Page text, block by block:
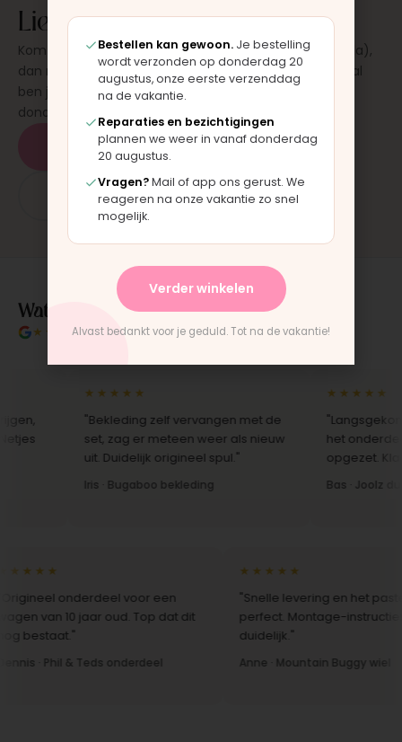
Liever laten plaatsen?
Kom langs in onze werkplaats in Moordrecht (bij Gouda),
dan monteren wij het onderdeel direct voor je. Meestal
ben je binnen 15 tot 20 minuten weer buiten. Op
donderdag en zaterdag, op afspraak.
Plan een afspraak
App: 06 - 2862 1330
Wat klanten over ons zeggen
★★★★★4.9/5 klantbeoordeling
★★★★★
"Bekleding zelf vervangen met de
set, zag er meteen weer als nieuw
uit. Duidelijk origineel spul."
Iris · Bugaboo bekleding
★★★★★
het onderdeel
opgezet. Klaar
Bas · Joolz
onderdeel voor een
van 10 jaar oud. Top dat dit
bestaat."
· Phil & Teds onderdeel
★★★★★
"Snelle levering en het paste
perfect. Montage-instructies
duidelijk."
Anne · Mountain Buggy wiel
Bestellen kan gewoon. Je bestelling
wordt verzonden op donderdag 20
augustus, onze eerste verzenddag
na de vakantie.
Reparaties en bezichtigingen
plannen we weer in vanaf donderdag
20 augustus.
Vragen?Mail of app ons gerust. We
reageren na onze vakantie zo snel
mogelijk.
Verder winkelen
Alvast bedankt voor je geduld. Tot na de vakantie!